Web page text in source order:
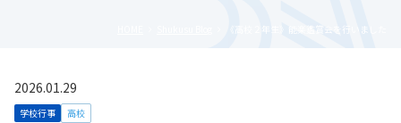
《高校２年生》能楽鑑賞会を行いました
2026.01.29
学校行事 高校